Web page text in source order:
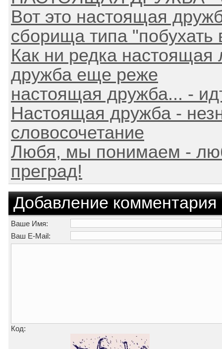
Вот это настоящая
сборища типа "побухать
Как ни редка
дружба еще реже
настоящая дружба... -
Настоящая дружба -
словосочетание
Любя, мы понимаем -
преград!
Добавление комментария
Ваше Имя:
Ваш E-Mail:
Код: